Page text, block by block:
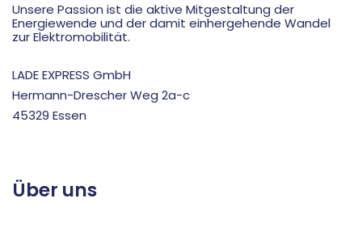
Unsere Passion ist die aktive Mitgestaltung der
Energiewende und der damit einhergehende Wandel
zur Elektromobilität.
LADE EXPRESS GmbH
Hermann-Drescher Weg 2a-c
45329 Essen
Über uns